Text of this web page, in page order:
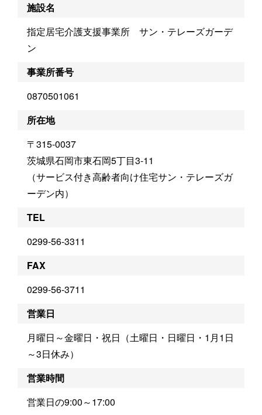
施設名
指定居宅介護支援事業所 サン・テレーズガーデ
ン
事業所番号
0870501061
所在地
〒315-0037
茨城県石岡市東石岡5丁目3-11
（サービス付き高齢者向け住宅サン・テレーズガ
ーデン内）
TEL
0299-56-3311
FAX
0299-56-3711
営業日
月曜日～金曜日・祝日（土曜日・日曜日・1月1日
～3日休み）
営業時間
営業日の9:00～17:00